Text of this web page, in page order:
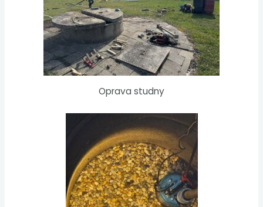
Oprava studny